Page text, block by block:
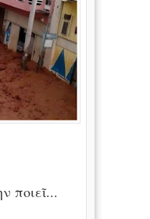
ποιεῖ...